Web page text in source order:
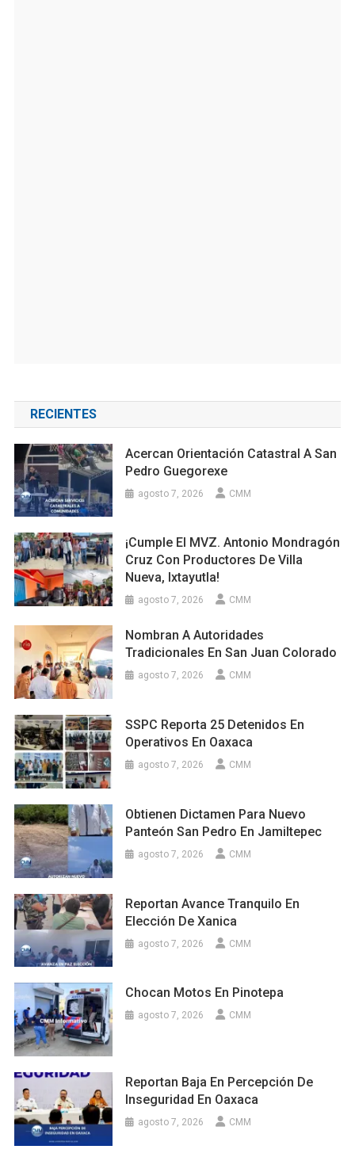
RECIENTES
Acercan Orientación Catastral A San
Pedro Guegorexe
agosto 7, 2026 CMM
¡Cumple El MVZ. Antonio Mondragón
Cruz Con Productores De Villa
Nueva, Ixtayutla!
agosto 7, 2026 CMM
Nombran A Autoridades
Tradicionales En San Juan Colorado
agosto 7, 2026 CMM
SSPC Reporta 25 Detenidos En
Operativos En Oaxaca
agosto 7, 2026 CMM
Obtienen Dictamen Para Nuevo
Panteón San Pedro En Jamiltepec
agosto 7, 2026 CMM
Reportan Avance Tranquilo En
Elección De Xanica
agosto 7, 2026 CMM
Chocan Motos En Pinotepa
agosto 7, 2026 CMM
Reportan Baja En Percepción De
Inseguridad En Oaxaca
agosto 7, 2026 CMM